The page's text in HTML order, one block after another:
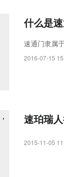
什么是
速通门隶属
2016-07-15
速珀瑞
2015-11-05